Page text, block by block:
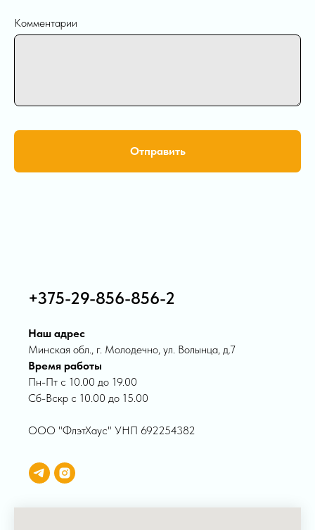
Комментарии
Отправить
+375-29-856-856-2
Наш адрес
Минская обл., г. Молодечно, ул. Волынца, д.7
Время работы
Пн-Пт с 10.00 до 19.00
Сб-Вскр с 10.00 до 15.00
ООО "ФлэтХаус" УНП 692254382